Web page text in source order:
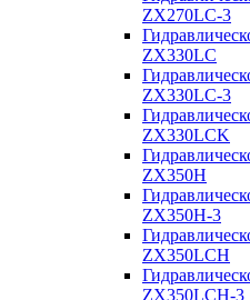
ZX270LC-3
ZX330LC
ZX330LC-3
ZX330LCK
ZX350H
ZX350H-3
ZX350LCH
ZX350LCH-3